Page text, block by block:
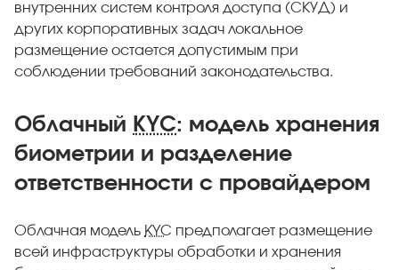
внутренних систем контроля доступа (СКУД) и
других корпоративных задач локальное
размещение остается допустимым при
соблюдении требований законодательства.
Облачный KYC: модель хранения
биометрии и разделение
ответственности с провайдером
Облачная модель KYC предполагает размещение
всей инфраструктуры обработки и хранения